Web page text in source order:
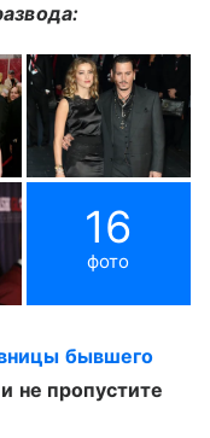
16
фото
бывшего
и не пропустите